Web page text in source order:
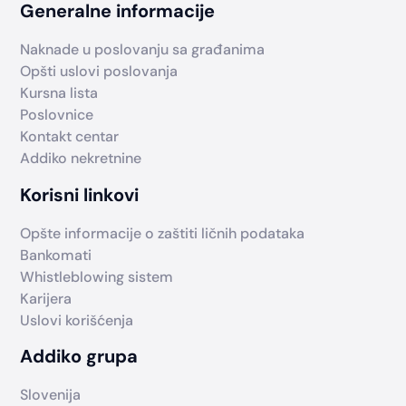
Generalne informacije
Naknade u poslovanju sa građanima
Opšti uslovi poslovanja
Kursna lista
Poslovnice
Kontakt centar
Addiko nekretnine
Korisni linkovi
Opšte informacije o zaštiti ličnih podataka
Bankomati
Whistleblowing sistem
Karijera
Uslovi korišćenja
Addiko grupa
Slovenija